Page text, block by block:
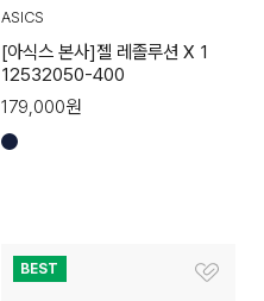
ASICS
[아식스 본사]젤 레졸루션 X 1
12532050-400
179,000원
BEST